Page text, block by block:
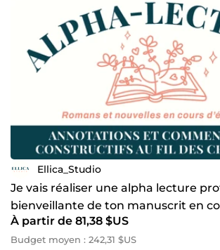
Ellica_Studio
Je vais réaliser une alpha lecture
bienveillante de ton manuscrit en
À partir de 81,38 $US
Budget moyen : 242,31 $US